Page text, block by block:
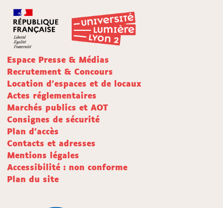
Espace Presse & Médias
Recrutement & Concours
Location d'espaces et de locaux
Actes réglementaires
Marchés publics et AOT
Consignes de sécurité
Plan d'accès
Contacts et adresses
Mentions légales
Accessibilité : non conforme
Plan du site